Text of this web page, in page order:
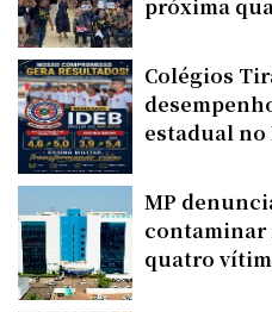
próxima
Colégios
estadual no
MP
contaminar
quatro